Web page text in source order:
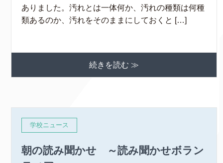
ありました。汚れとは一体何か、汚れの種類は何種
類あるのか、汚れをそのままにしておくと […]
続きを読む ≫
学校ニュース
朝の読み聞かせ ～読み聞かせボラン